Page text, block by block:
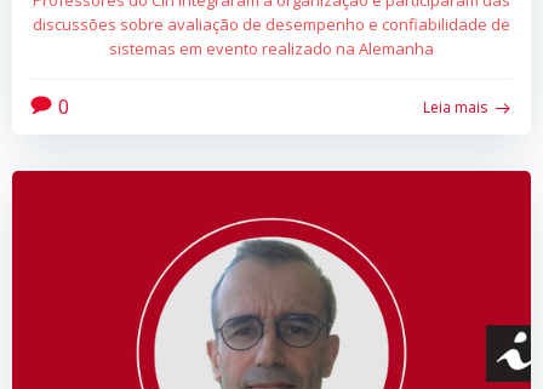
discussões sobre avaliação de desempenho e confiabilidade de
sistemas em evento realizado na Alemanha
0 Leia mais